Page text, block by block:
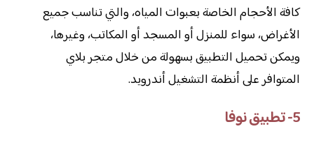
كافة الأحجام الخاصة بعبوات المياه، والتي تناسب جميع
الأغراض، سواء للمنزل أو المسجد أو المكاتب، وغيرها،
ويمكن تحميل التطبيق بسهولة من خلال متجر بلاي
المتوافر على أنظمة التشغيل أندرويد.
5- تطبيق نوفا